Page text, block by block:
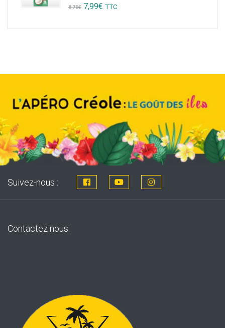
8,76€ Original
7,99€ Current
TTC
Suivez-nous :
Contactez nous: